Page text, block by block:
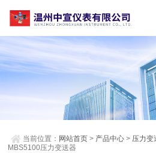
当前位置： 网站首页 > 产品中心 > 压力变
MBS5100压力变送器